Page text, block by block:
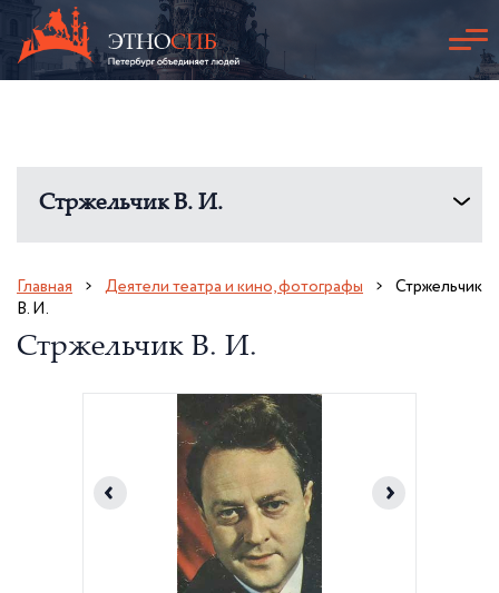
Стржельчик В. И.
Главная Деятели театра и кино, фотографы
Стржельчик
В. И.
Стржельчик В. И.